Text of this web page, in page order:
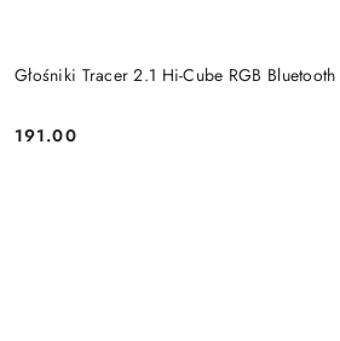
Głośniki Tracer 2.1 Hi-Cube RGB Bluetooth
Price:
191.00